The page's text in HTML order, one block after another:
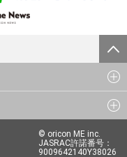
© oricon ME inc.
JASRAC許諾番号：
9009642140Y38026